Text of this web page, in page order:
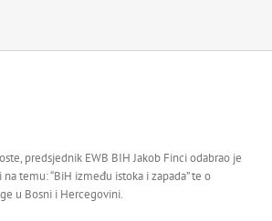
predsjednik EWB BIH Jakob Finci odabrao je
temu: “BiH između istoka i zapada” te o
u Bosni i Hercegovini.